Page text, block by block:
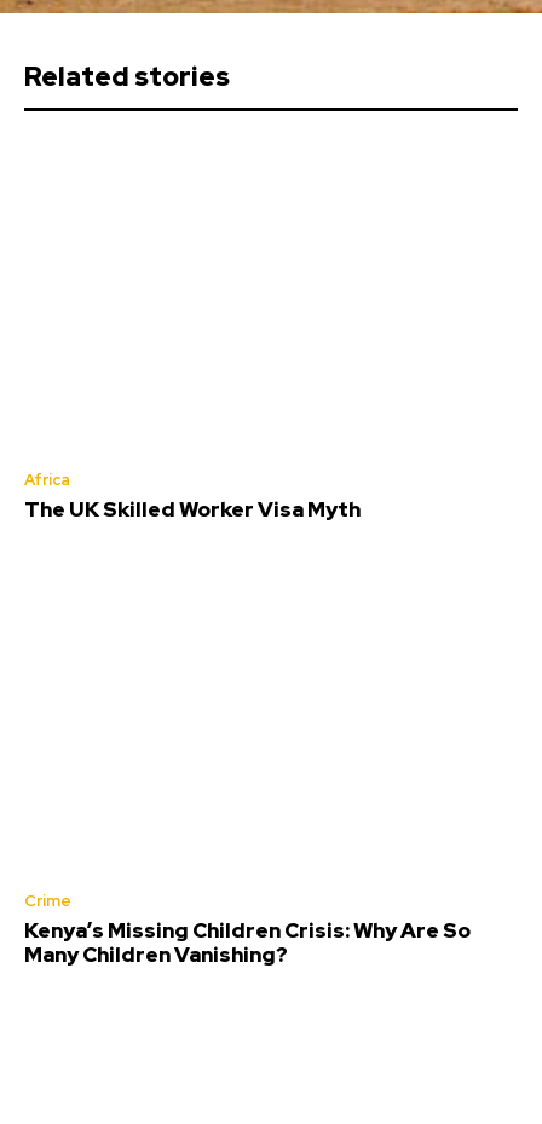
Related stories
Africa
The UK Skilled Worker Visa Myth
Crime
Kenya’s Missing Children Crisis: Why Are So
Many Children Vanishing?